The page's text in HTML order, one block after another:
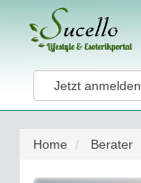
Jetzt anmelden
Home Berater